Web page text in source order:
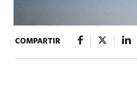
COMPARTIR